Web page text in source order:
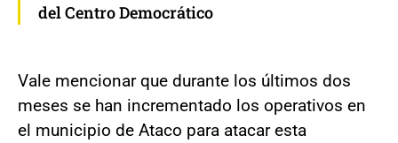
del Centro Democrático
Vale mencionar que durante los últimos dos
meses se han incrementado los operativos en
el municipio de Ataco para atacar esta